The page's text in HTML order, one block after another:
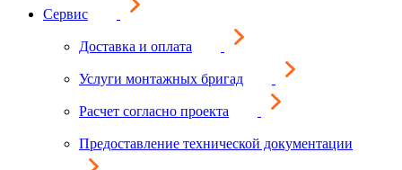
Сервис
Доставка и оплата
Услуги монтажных бригад
Расчет согласно проекта
Предоставление технической документации